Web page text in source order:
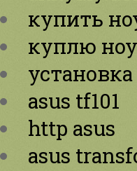
купить
куплю
установка
asus tf101
http asus
asus